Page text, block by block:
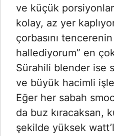
ve küçük porsiyonlar
kolay, az yer
çorbasını
hallediyorum” en
Sürahili blender ise
ve büyük hacimli
Eğer her sabah
da buz kıracaksan,
şekilde yüksek